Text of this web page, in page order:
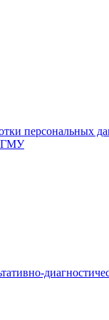
персональных